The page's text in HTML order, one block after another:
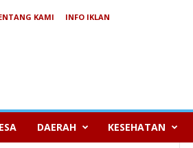
KAMI
INFO IKLAN
DAERAH KESEHATAN